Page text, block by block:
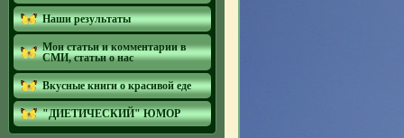
Наши результаты
Мои статьи и комментарии в
СМИ, статьи о нас
Вкусные книги о красивой еде
"ДИЕТИЧЕСКИЙ" ЮМОР